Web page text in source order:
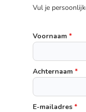
Vul je
Voornaam *
Achternaam *
E-mailadres *